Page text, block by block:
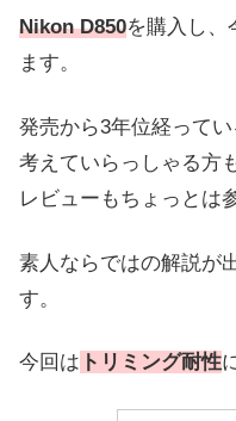
Nikon D850を購入し、
ます。
発売から3年位経って
考えていらっしゃる方
レビューもちょっとは
素人ならではの解説が
す。
今回は トリミング耐性